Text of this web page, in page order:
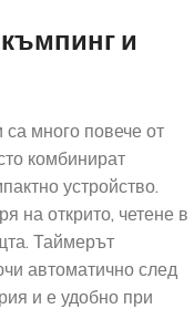
и
много повече от
комбинират
устройство.
на открито, четене в
Таймерът
автоматично след
и е удобно при